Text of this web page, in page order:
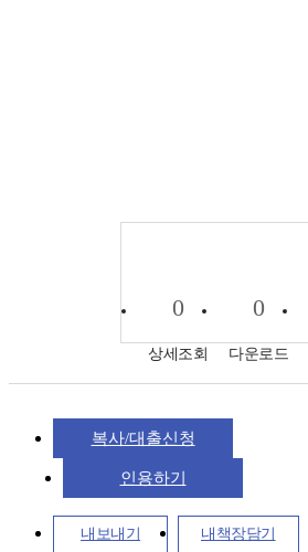
0
상세조회
0
다운로드
복사/대출신청
인용하기
내보내기 내책장담기